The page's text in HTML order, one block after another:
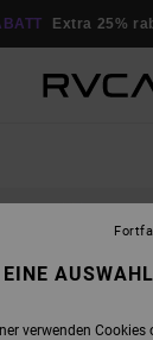
Extra 25%
verwenden Cookies